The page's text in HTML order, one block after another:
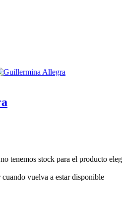
tenemos stock para el producto
cuando vuelva a estar disponible